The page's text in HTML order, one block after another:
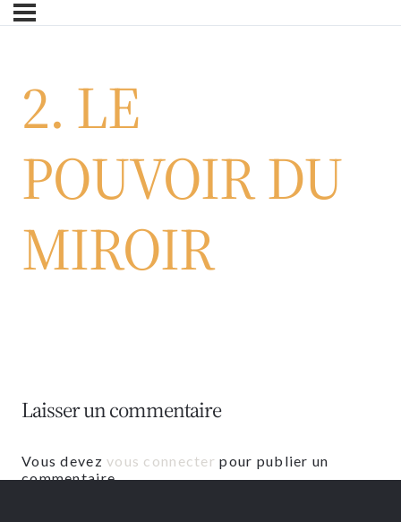
Skip
2. LE
POUVOIR DU
MIROIR
Laisser un commentaire
Vous devezvous connecter pour publier un
commentaire.